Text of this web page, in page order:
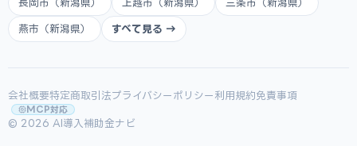
長岡市（新潟県） 上越市（新潟県） 三条市（新潟県）
燕市（新潟県） すべて見る →
会社概要特定商取引法プライバシーポリシー 利用規約免責事項
MCP対応
© 2026 AI導入補助金ナビ